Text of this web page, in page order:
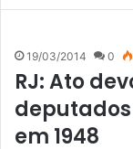
19/03/2014 0
RJ: Ato
em 1948